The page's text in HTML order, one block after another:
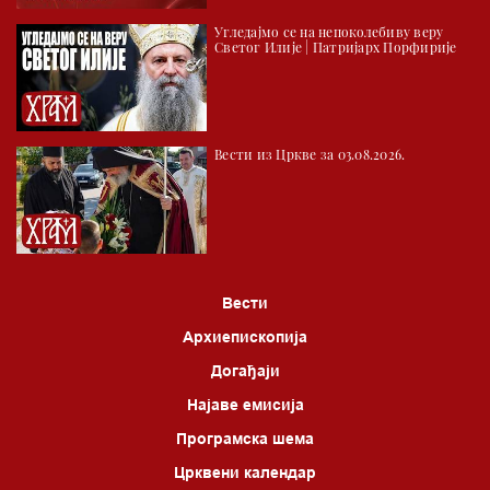
05.30 Храм културе
06.00 Црквена предавања и трибине
*најважније вести емитујемо на сваки пун сат
Угледајмо се на непоколебиву веру
Светог Илије | Патријарх Порфирије
Вести из Цркве за 03.08.2026.
Вести
Архиепископија
Догађаји
Најаве емисија
Програмска шема
Црквени календар